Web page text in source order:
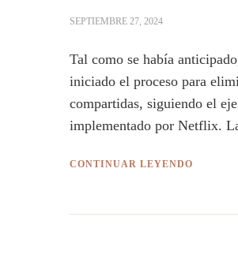
SEPTIEMBRE 27, 2024
Tal como se había
iniciado el proceso para
compartidas, siguiendo el
implementado por Netflix.
CONTINUAR LEYENDO